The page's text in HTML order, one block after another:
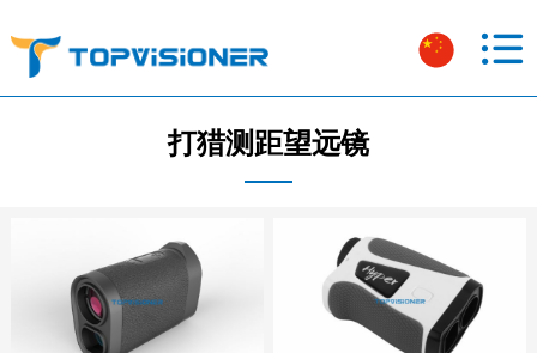
打猎测距望远镜